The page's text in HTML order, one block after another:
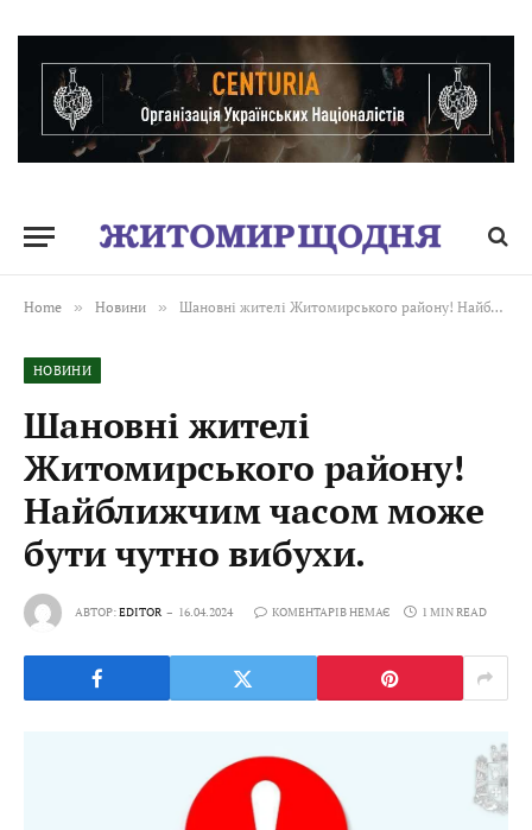
Home » Новини » Шановні жителі Житомирського району! Найближчим часом може бути чутно вибухи.
НОВИНИ
Шановні жителі
Житомирського району!
Найближчим часом може
бути чутно вибухи.
АВТОР:EDITOR 16.04.2024 КОМЕНТАРІВ НЕМАЄ 1 MIN READ